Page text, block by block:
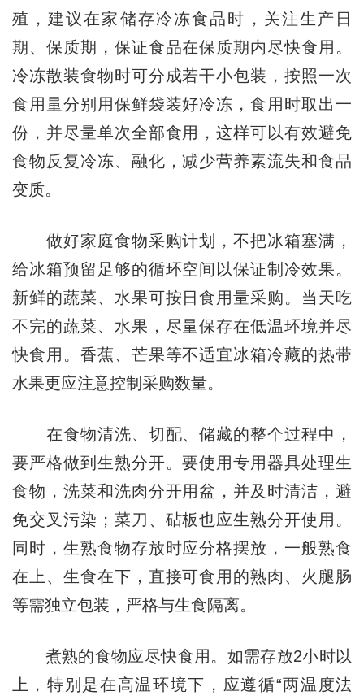
殖，建议在家储存冷冻食品时，关注生产日
期、保质期，保证食品在保质期内尽快食用。
冷冻散装食物时可分成若干小包装，按照一次
食用量分别用保鲜袋装好冷冻，食用时取出一
份，并尽量单次全部食用，这样可以有效避免
食物反复冷冻、融化，减少营养素流失和食品
变质。
做好家庭食物采购计划，不把冰箱塞满，
给冰箱预留足够的循环空间以保证制冷效果。
新鲜的蔬菜、水果可按日食用量采购。当天吃
不完的蔬菜、水果，尽量保存在低温环境并尽
快食用。香蕉、芒果等不适宜冰箱冷藏的热带
水果更应注意控制采购数量。
在食物清洗、切配、储藏的整个过程中，
要严格做到生熟分开。要使用专用器具处理生
食物，洗菜和洗肉分开用盆，并及时清洁，避
免交叉污染；菜刀、砧板也应生熟分开使用。
同时，生熟食物存放时应分格摆放，一般熟食
在上、生食在下，直接可食用的熟肉、火腿肠
等需独立包装，严格与生食隔离。
煮熟的食物应尽快食用。如需存放2小时以
上，特别是在高温环境下，应遵循“两温度法